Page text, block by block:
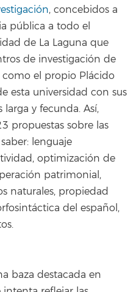
, concebidos a
pública a todo el
de La Laguna que
de investigación de
como el propio Plácido
esta universidad con sus
y fecunda. Así,
propuestas sobre las
lenguaje
optimización de
patrimonial,
naturales, propiedad
del español,
baza destacada en